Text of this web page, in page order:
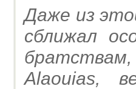
Даже из
сближал
Alaouias,